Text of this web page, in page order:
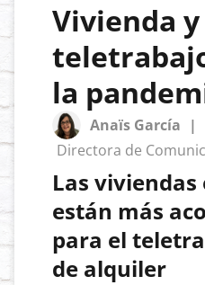
Vivienda y
la
Anaïs García |
Directora de
Las
están más
para el
de alquiler